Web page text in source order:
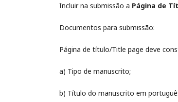
Incluir na submissão a Página de
Documentos para submissão:
Página de título/Title page deve
a) Tipo de manuscrito;
b) Título do manuscrito em